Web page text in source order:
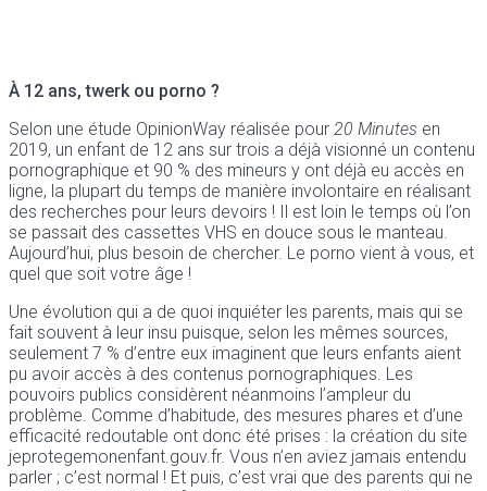
À 12 ans, twerk ou porno ?
Selon une étude OpinionWay réalisée pour 20 Minutes en
2019, un enfant de 12 ans sur trois a déjà visionné un contenu
pornographique et 90 % des mineurs y ont déjà eu accès en
ligne, la plupart du temps de manière involontaire en réalisant
des recherches pour leurs devoirs ! Il est loin le temps où l’on
se passait des cassettes VHS en douce sous le manteau.
Aujourd’hui, plus besoin de chercher. Le porno vient à vous, et
quel que soit votre âge !
Une évolution qui a de quoi inquiéter les parents, mais qui se
fait souvent à leur insu puisque, selon les mêmes sources,
seulement 7 % d’entre eux imaginent que leurs enfants aient
pu avoir accès à des contenus pornographiques. Les
pouvoirs publics considèrent néanmoins l’ampleur du
problème. Comme d’habitude, des mesures phares et d’une
efficacité redoutable ont donc été prises : la création du site
jeprotegemonenfant.gouv.fr. Vous n’en aviez jamais entendu
parler ; c’est normal ! Et puis, c’est vrai que des parents qui ne